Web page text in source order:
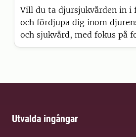
Vill du ta djursjukvården in i
och fördjupa dig inom
och sjukvård, med fokus på
och utveckling?
Utvalda ingångar